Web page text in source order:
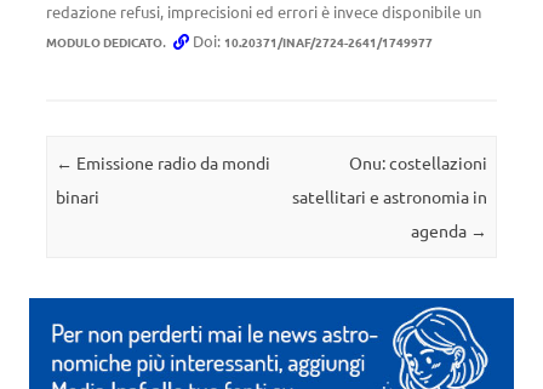
redazione refusi, imprecisioni ed errori è invece disponibile un
MODULO DEDICATO. Doi: 10.20371/INAF/2724-2641/1749977
Navigazione articolo
← Emissione radio da mondi
binari
Onu: costellazioni
satellitari e astronomia in
agenda →